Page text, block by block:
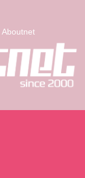
Aboutnet